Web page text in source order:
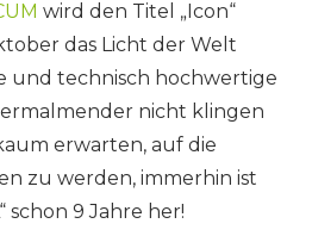
wird den Titel „Icon“
das Licht der Welt
und technisch hochwertige
nicht klingen
erwarten, auf die
zu werden, immerhin ist
schon 9 Jahre her!